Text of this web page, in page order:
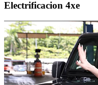
Electrificacion 4xe